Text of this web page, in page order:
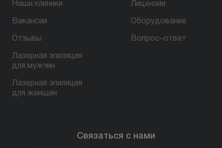
Наши клиники
Вакансии
Отзывы
Лазерная эпиляция
для мужчин
Лазерная эпиляция
для женщин
Лицензии
Оборудование
Вопрос–ответ
Связаться с нами